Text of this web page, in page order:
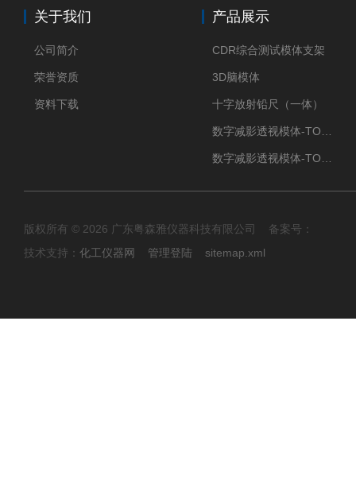
关于我们
公司简介
荣誉资质
资料下载
产品展示
CDR综合测试模体支架
3D脑模体
十字放射铅尺（一体）
版权所有 © 2026 广东粤森雅仪器科技有限公司 备案号：
技术支持： 化工仪器网 管理登陆 sitemap.xml